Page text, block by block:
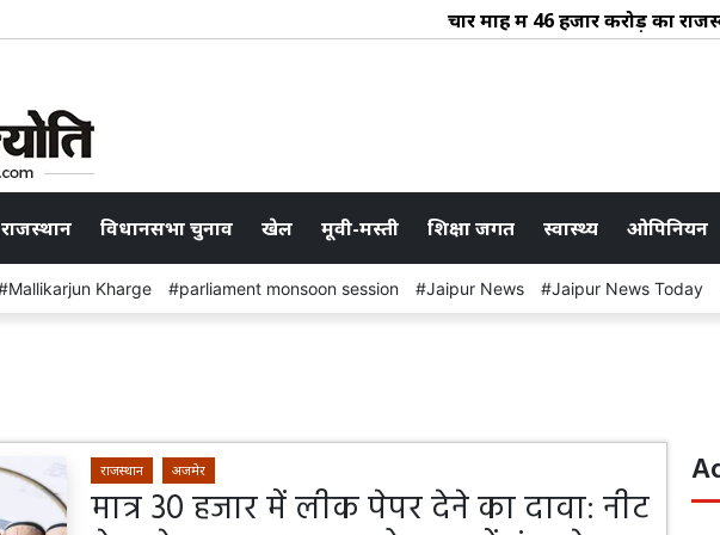
चार माह में 46 हजार करोड़ का राजस्व
राजस्थान विधानसभा चुनाव खेल मूवी-मस्ती शिक्षा जगत स्वास्थ्य ओपिनियन
Mallikarjun Kharge parliament monsoon session Jaipur News Jaipur News Today
राजस्थान अजमेर
मात्र 30 हजार में लीक पेपर देने का दावा: नीट